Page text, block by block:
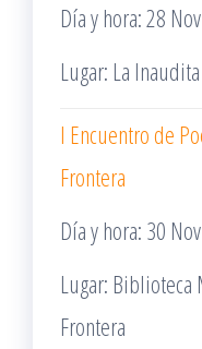
Día y hora: 28
Lugar: La Inaudita
I Encuentro de
Frontera
Día y hora: 30
Lugar:
Frontera